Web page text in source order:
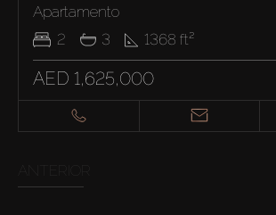
Apartamento
2
3 1368 ft²
AED 1,625,000